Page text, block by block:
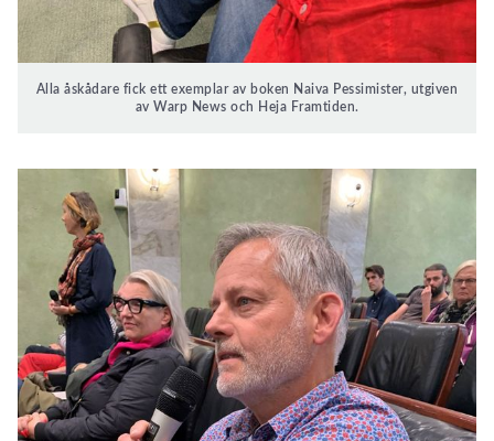
Alla åskådare fick ett exemplar av boken Naiva Pessimister, utgiven
av Warp News och Heja Framtiden.